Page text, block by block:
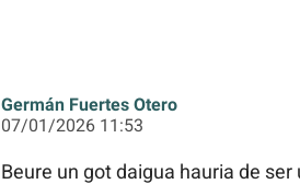
Germán Fuertes Otero
07/01/2026 11:53
Beure un got daigua hauria de